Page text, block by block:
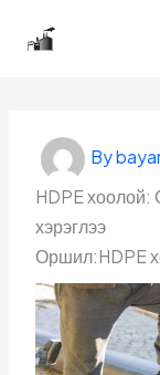
By
HDPE хоолой:
хэрэглээ
Оршил:HDPE